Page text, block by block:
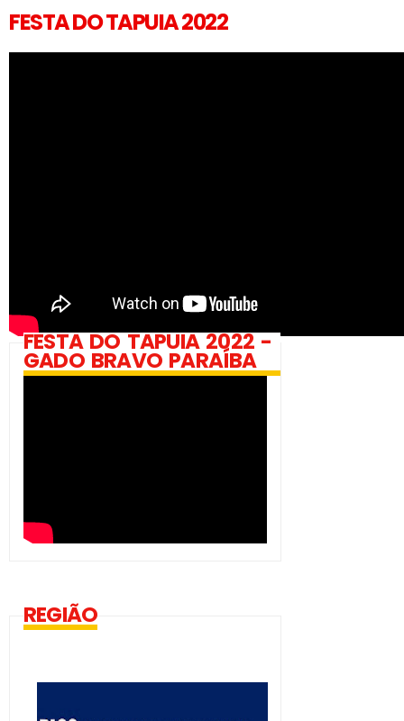
FESTA DO TAPUIA 2022
FESTA DO TAPUIA 2022 -
GADO BRAVO PARAÍBA
REGIÃO